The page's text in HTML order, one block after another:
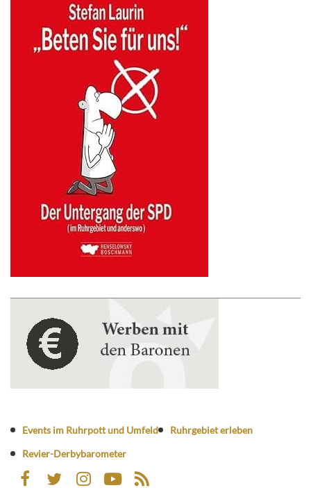
Events im Ruhrpott und Umfeld
Ruhrgebiet erleben
Revier-Derbybarometer